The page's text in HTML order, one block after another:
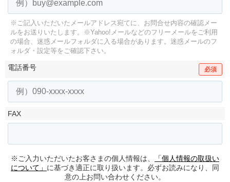
※ご記入いただいたメールアドレス宛てに、お問合せ内容の確認メー
ルをお送りいたします。
※Yahoo!メールなどのフリーメールをご利用
の場合、迷惑メールフォルダに入る場合があります。 迷惑メールのフ
ォルダ・設定等をご確認下さい。
電話番号 必須
FAX
※ご入力いただいたお客さまの個人情報は、
「個人情報の取扱い
について」 に基づき適正に取り扱います。必ずお読みになり、同
意の上お問い合わせください。